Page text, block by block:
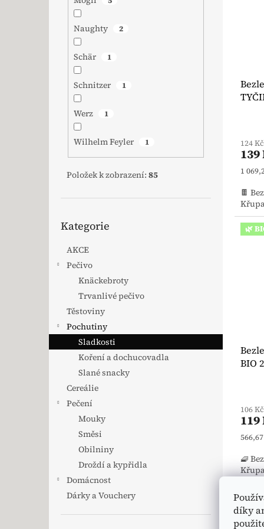
díky
Naughty 2
Schär 1
Schnitzer 1
Werz 1
Wilhelm Feyler 1
Položek k zobrazení: 85
Kategorie
AKCE
Pečivo
Knäckebroty
Trvanlivé pečivo
Těstoviny
Pochutiny
Sladkosti
Koření a dochucovadla
Slané snacky
Cereálie
Pečení
Mouky
Směsi
Obilniny
Droždí a kypřidla
Domácnost
Dárky a Vouchery
124
139
1
🍫
🌿
BIO
106
119
🧇
🎉
🌿